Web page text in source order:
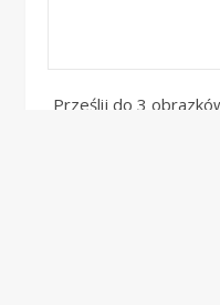
Prześlij do 3